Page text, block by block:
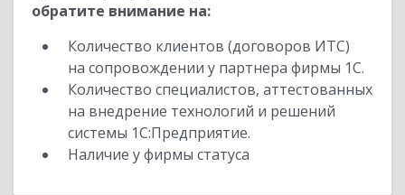
обратите внимание на:
Количество клиентов (договоров ИТС)
на сопровождении у партнера фирмы 1С.
Количество специалистов, аттестованных
на внедрение технологий и решений
системы 1С:Предприятие.
Наличие у фирмы статуса